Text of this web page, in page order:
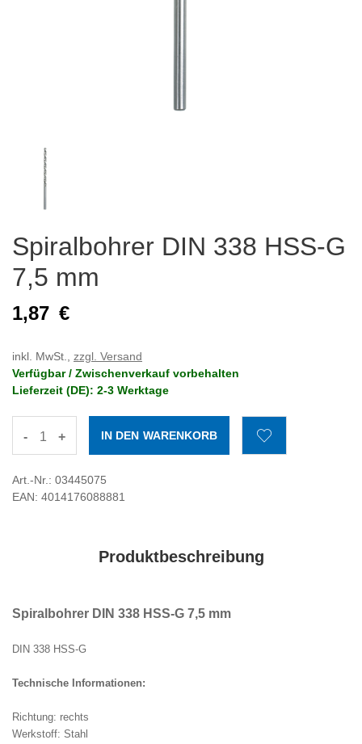
Spiralbohrer DIN 338 HSS-G
7,5 mm
1,87 €
inkl. MwSt., zzgl. Versand
Verfügbar / Zwischenverkauf vorbehalten
Lieferzeit (DE): 2-3 Werktage
- +
Art.-Nr.: 03445075
EAN: 4014176088881
Produktbeschreibung
Spiralbohrer DIN 338 HSS-G 7,5 mm
DIN 338 HSS-G
Technische Informationen:
Richtung: rechts
Werkstoff: Stahl